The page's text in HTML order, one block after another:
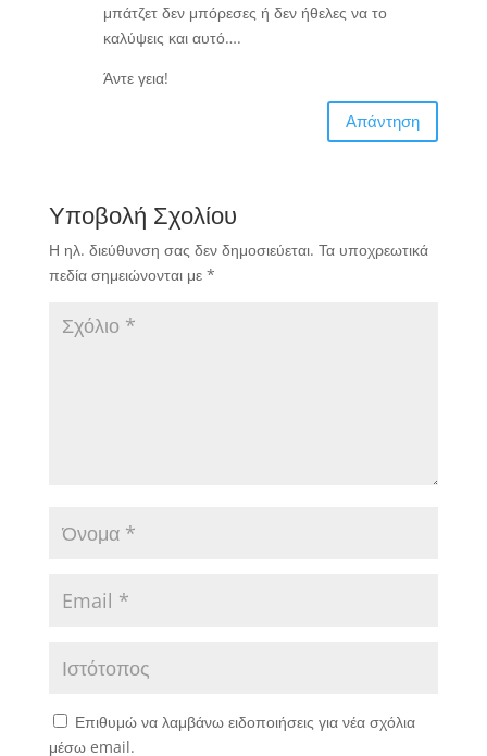
μπάτζετ δεν μπόρεσες ή δεν ήθελες να το
καλύψεις και αυτό….
Άντε γεια!
Απάντηση
Υποβολή Σχολίου
Η ηλ. διεύθυνση σας δεν δημοσιεύεται. Τα υποχρεωτικά
πεδία σημειώνονται με *
Επιθυμώ να λαμβάνω ειδοποιήσεις για νέα σχόλια
μέσω email.